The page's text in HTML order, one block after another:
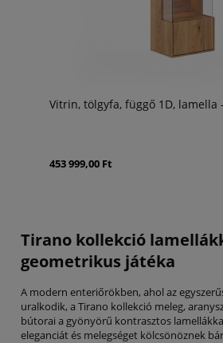
Vitrin, tölgyfa, függő 1D, lamella
453 999,00 Ft
Tirano kollekció
geometrikus játéka
A modern enteriőrökben, ahol az
uralkodik, a Tirano kollekció meleg,
bútorai a gyönyörű kontrasztos
eleganciát és melegséget kölcsönöznek